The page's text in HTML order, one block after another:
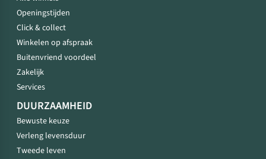
Openingstijden
Click & collect
Winkelen op afspraak
Buitenvriend voordeel
Zakelijk
Services
DUURZAAMHEID
Bewuste keuze
Verleng levensduur
Tweede leven